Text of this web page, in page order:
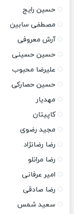
حسین رایج
مصطفی سابین
آرش معروفی
حسین حسینی
علیرضا محبوب
حسین حصارکی
مهدیار
کاپیتان
مجید رضوی
رضا رضانژاد
رضا مرانلو
امیر عرفانی
رضا صادقی
سعید شمس